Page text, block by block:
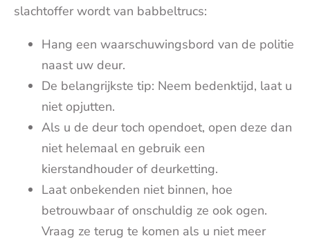
slachtoffer wordt van babbeltrucs:
Hang een waarschuwingsbord van de politie
naast uw deur.
De belangrijkste tip: Neem bedenktijd, laat u
niet opjutten.
Als u de deur toch opendoet, open deze dan
niet helemaal en gebruik een
kierstandhouder of deurketting.
Laat onbekenden niet binnen, hoe
betrouwbaar of onschuldig ze ook ogen.
Vraag ze terug te komen als u niet meer